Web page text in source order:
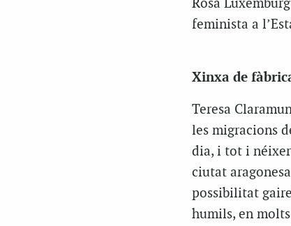
Rosa
feminista a
Xinxa de
Teresa
les migracions
dia, i tot i néixer
ciutat
possibilitat
humils, en